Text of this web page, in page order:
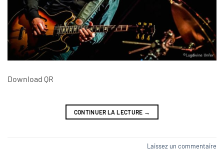
Download QR
CONTINUER LA LECTURE →
Laissez un commentaire